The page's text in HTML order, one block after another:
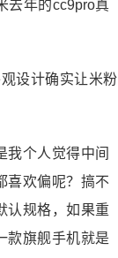
去年的cc9pro真
我个人觉得中间
喜欢偏呢？搞不
认规格，如果重
款旗舰手机就是